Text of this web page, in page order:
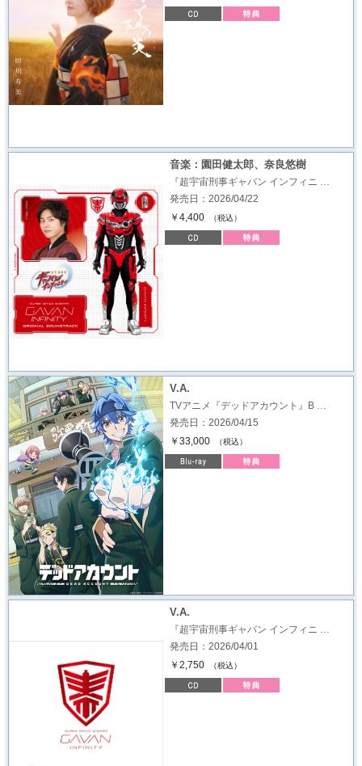
音楽：園田健太郎、奈良悠樹
『超宇宙刑事ギャバン インフィニ …
発売日：2026/04/22
￥4,400
（税込）
V.A.
TVアニメ『デッドアカウント』B …
発売日：2026/04/15
￥33,000
（税込）
V.A.
『超宇宙刑事ギャバン インフィニ …
発売日：2026/04/01
￥2,750
（税込）